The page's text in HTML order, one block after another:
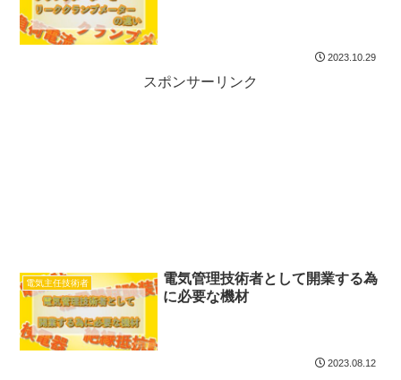
2023.10.29
スポンサーリンク
電気主任技術者
電気管理技術者として開業する為
に必要な機材
2023.08.12